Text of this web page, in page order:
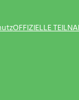
OFFIZIELLE